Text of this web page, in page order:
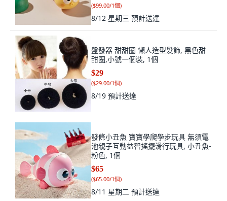
($99.00/1個)
8/12 星期三 預計送達
盤發器 甜甜圈 懶人造型髮飾, 黑色甜
甜圈,小號一個裝, 1個
$29
($29.00/1個)
8/19 預計送達
發條小丑魚 寶寶學爬學步玩具 無須電
池親子互動益智搖擺滑行玩具, 小丑魚-
粉色, 1個
$65
($65.00/1個)
8/11 星期二 預計送達